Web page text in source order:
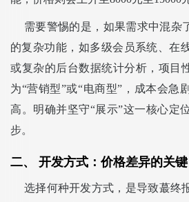
需要警惕的是，如果需求中混杂
的复杂功能，如多级会员系统、在
或复杂的后台数据统计分析，项目
为“营销型”或“电商型”，成本会急
高。明确并坚守“展示”这一核心定
步。
二、 开发方式：价格差异的关键
选择何种开发方式，是导致蕞终